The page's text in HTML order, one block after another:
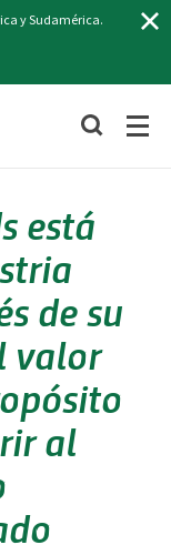
y Sudamérica.
está
de su
valor
al